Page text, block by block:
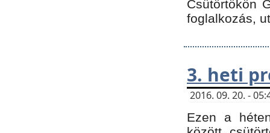
Csütörtökön
foglalkozás,
3. heti
2016. 09. 20. -
Ezen a